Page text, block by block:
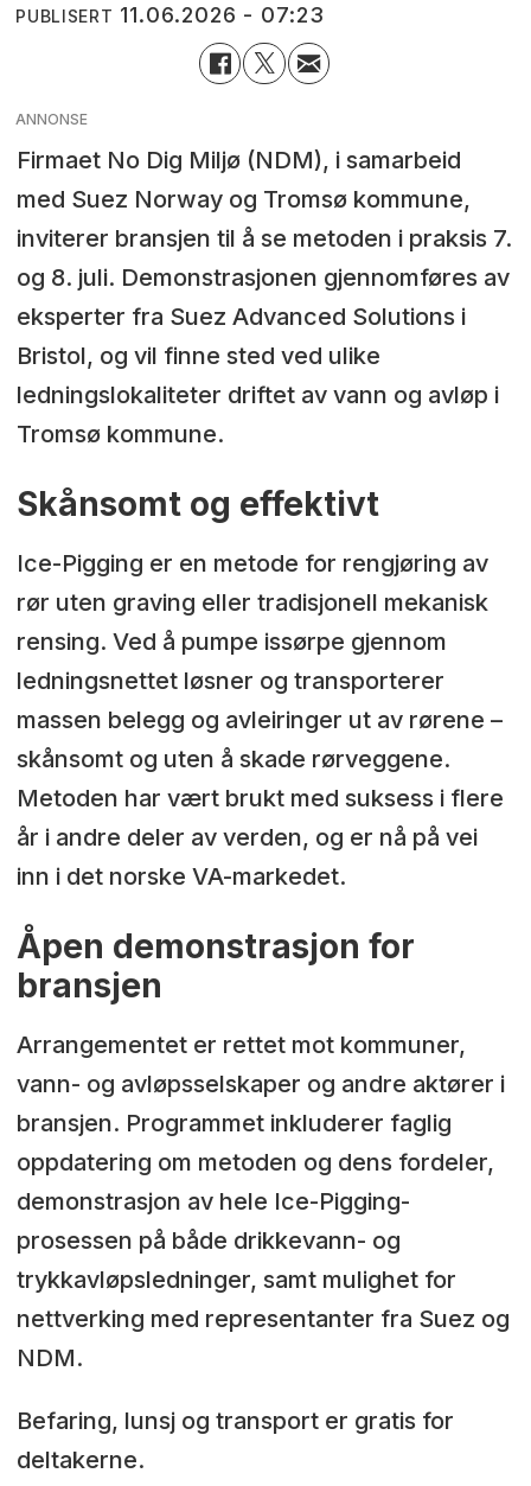
PUBLISERT 11.06.2026 - 07:23
ANNONSE
Firmaet No Dig Miljø (NDM), i samarbeid
med Suez Norway og Tromsø kommune,
inviterer bransjen til å se metoden i praksis 7.
og 8. juli. Demonstrasjonen gjennomføres av
eksperter fra Suez Advanced Solutions i
Bristol, og vil finne sted ved ulike
ledningslokaliteter driftet av vann og avløp i
Tromsø kommune.
Skånsomt og effektivt
Ice-Pigging er en metode for rengjøring av
rør uten graving eller tradisjonell mekanisk
rensing. Ved å pumpe issørpe gjennom
ledningsnettet løsner og transporterer
massen belegg og avleiringer ut av rørene –
skånsomt og uten å skade rørveggene.
Metoden har vært brukt med suksess i flere
år i andre deler av verden, og er nå på vei
inn i det norske VA-markedet.
Åpen demonstrasjon for
bransjen
Arrangementet er rettet mot kommuner,
vann- og avløpsselskaper og andre aktører i
bransjen. Programmet inkluderer faglig
oppdatering om metoden og dens fordeler,
demonstrasjon av hele Ice-Pigging-
prosessen på både drikkevann- og
trykkavløpsledninger, samt mulighet for
nettverking med representanter fra Suez og
NDM.
Befaring, lunsj og transport er gratis for
deltakerne.